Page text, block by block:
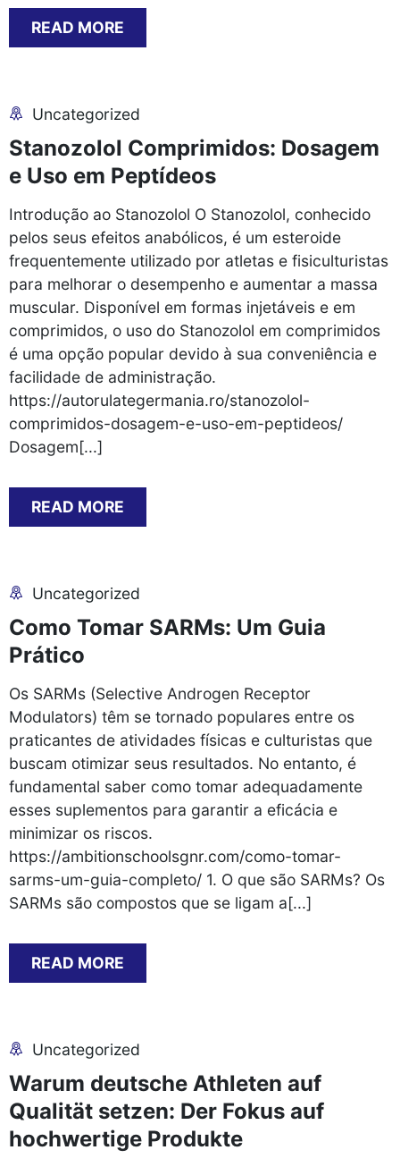
READ MORE
Uncategorized
Stanozolol Comprimidos: Dosagem
e Uso em Peptídeos
Introdução ao Stanozolol O Stanozolol, conhecido
pelos seus efeitos anabólicos, é um esteroide
frequentemente utilizado por atletas e fisiculturistas
para melhorar o desempenho e aumentar a massa
muscular. Disponível em formas injetáveis e em
comprimidos, o uso do Stanozolol em comprimidos
é uma opção popular devido à sua conveniência e
facilidade de administração.
https://autorulategermania.ro/stanozolol-
comprimidos-dosagem-e-uso-em-peptideos/
Dosagem[...]
READ MORE
Uncategorized
Como Tomar SARMs: Um Guia
Prático
Os SARMs (Selective Androgen Receptor
Modulators) têm se tornado populares entre os
praticantes de atividades físicas e culturistas que
buscam otimizar seus resultados. No entanto, é
fundamental saber como tomar adequadamente
esses suplementos para garantir a eficácia e
minimizar os riscos.
https://ambitionschoolsgnr.com/como-tomar-
sarms-um-guia-completo/ 1. O que são SARMs? Os
SARMs são compostos que se ligam a[...]
READ MORE
Uncategorized
Warum deutsche Athleten auf
Qualität setzen: Der Fokus auf
hochwertige Produkte